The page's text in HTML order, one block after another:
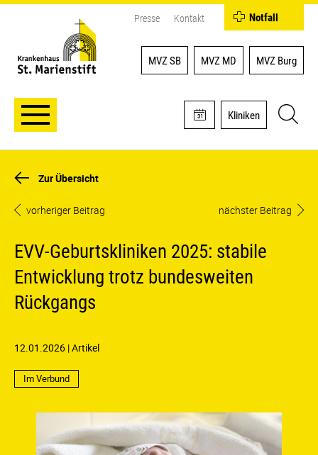
Presse Kontakt
Kliniken
MVZ SB MVZ MD MVZ Burg
Notfall
Zur Übersicht
vorheriger Beitrag nächster Beitrag
EVV-Geburtskliniken 2025: stabile
Entwicklung trotz bundesweiten
Rückgangs
12.01.2026 Artikel
Im Verbund